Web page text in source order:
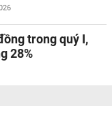
trong quý I,
28%